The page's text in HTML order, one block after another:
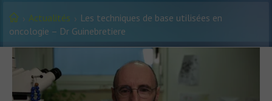
Actualités
Les techniques de base utilisées en
oncologie – Dr Guinebretiere